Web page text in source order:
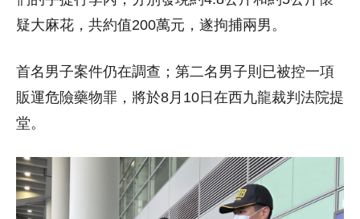
疑大麻花，共約值200萬元，遂拘捕兩男。
首名男子案件仍在調查；第二名男子則已被控一項
販運危險藥物罪，將於8月10日在西九龍裁判法院提
堂。